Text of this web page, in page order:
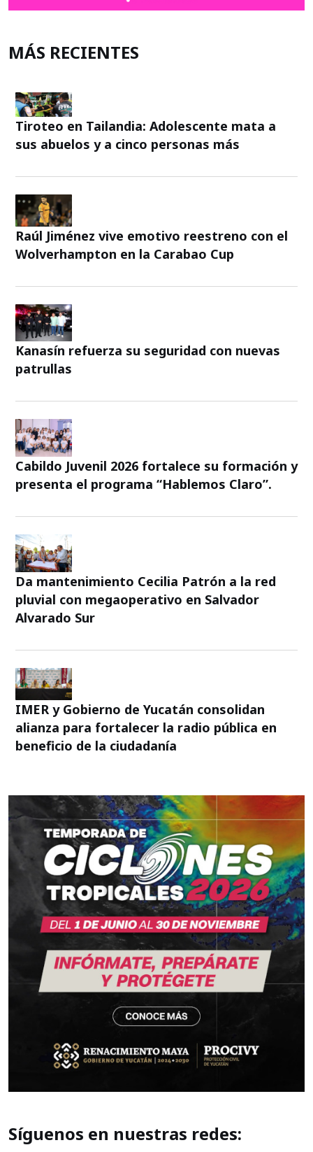
MÁS RECIENTES
Tiroteo en Tailandia: Adolescente mata a
sus abuelos y a cinco personas más
Raúl Jiménez vive emotivo reestreno con el
Wolverhampton en la Carabao Cup
Kanasín refuerza su seguridad con nuevas
patrullas
Cabildo Juvenil 2026 fortalece su formación y
presenta el programa “Hablemos Claro”.
Da mantenimiento Cecilia Patrón a la red
pluvial con megaoperativo en Salvador
Alvarado Sur
IMER y Gobierno de Yucatán consolidan
alianza para fortalecer la radio pública en
beneficio de la ciudadanía
Síguenos en nuestras redes: